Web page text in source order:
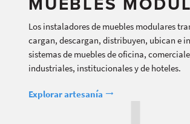
Los instaladores de muebles modulares
cargan, descargan, distribuyen, ubican e
sistemas de muebles de oficina,
industriales, institucionales y de hoteles.
Explorar artesanía